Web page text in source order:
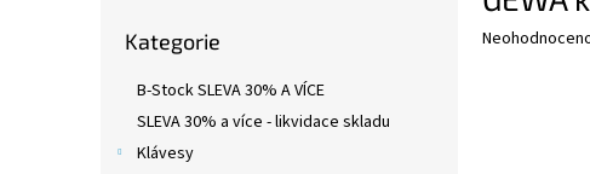
kategorie
Kategorie
B-Stock SLEVA 30% A VÍCE
SLEVA 30% a více - likvidace skladu
Klávesy
Průměrné